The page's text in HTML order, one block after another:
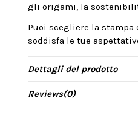
gli origami, la
Puoi scegliere la stampa
soddisfa le tue
Dettagli del prodotto
Reviews(0)